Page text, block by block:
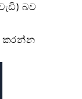
බව
කරන්න